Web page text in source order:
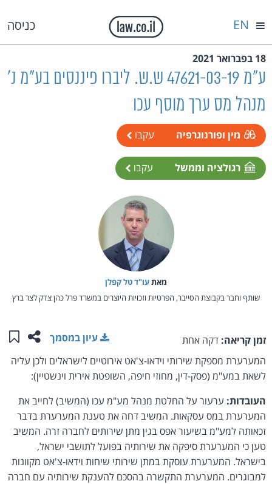
כניסה EN
18 בפברואר 2021
ע"מ 47621-03-19 ש.ש. ליברו פיננסים בע"מ נ'
מנהל מס ערך מוסף עכו
מין ופורנוגרפיה עקבו
רגולציה וממשל עקבו
מאת‏עו"ד טל קפלן
שותף וחבר בקבוצת הסייבר, הפרטיות וזכויות היוצרים במשרד פרל כהן צדק לצר ברץ
זמן קריאה: דקה אחת שתפו
עיון במסמך
המערערת מספקת שירותי וידאו-צ'אט אירוטיים לישראלים ולכן עליה
לשאת במע"מ (פסק-דין, מחוזי חיפה, השופטת אירית וינשטיין):
העובדות: ערעור על החלטת מנהל מע"מ עכו (המשיב) לחייב את
המערערת במס עסקאות. המשיב דחה את טענת המערערת בדבר
זכאותה למע"מ בשיעור אפס בגין מתן שירותים לחברה זרה. המשיב
טען כי המערערת סיפקה את שירותיה בפועל לתושבי ישראל,
בישראל. המערערת עוסקת במתן שירותי שיחות וידאו-צ'אט מקוונות
למבוגרים. המערערת התקשרה בהסכם להענקת שירותיה עם חברה